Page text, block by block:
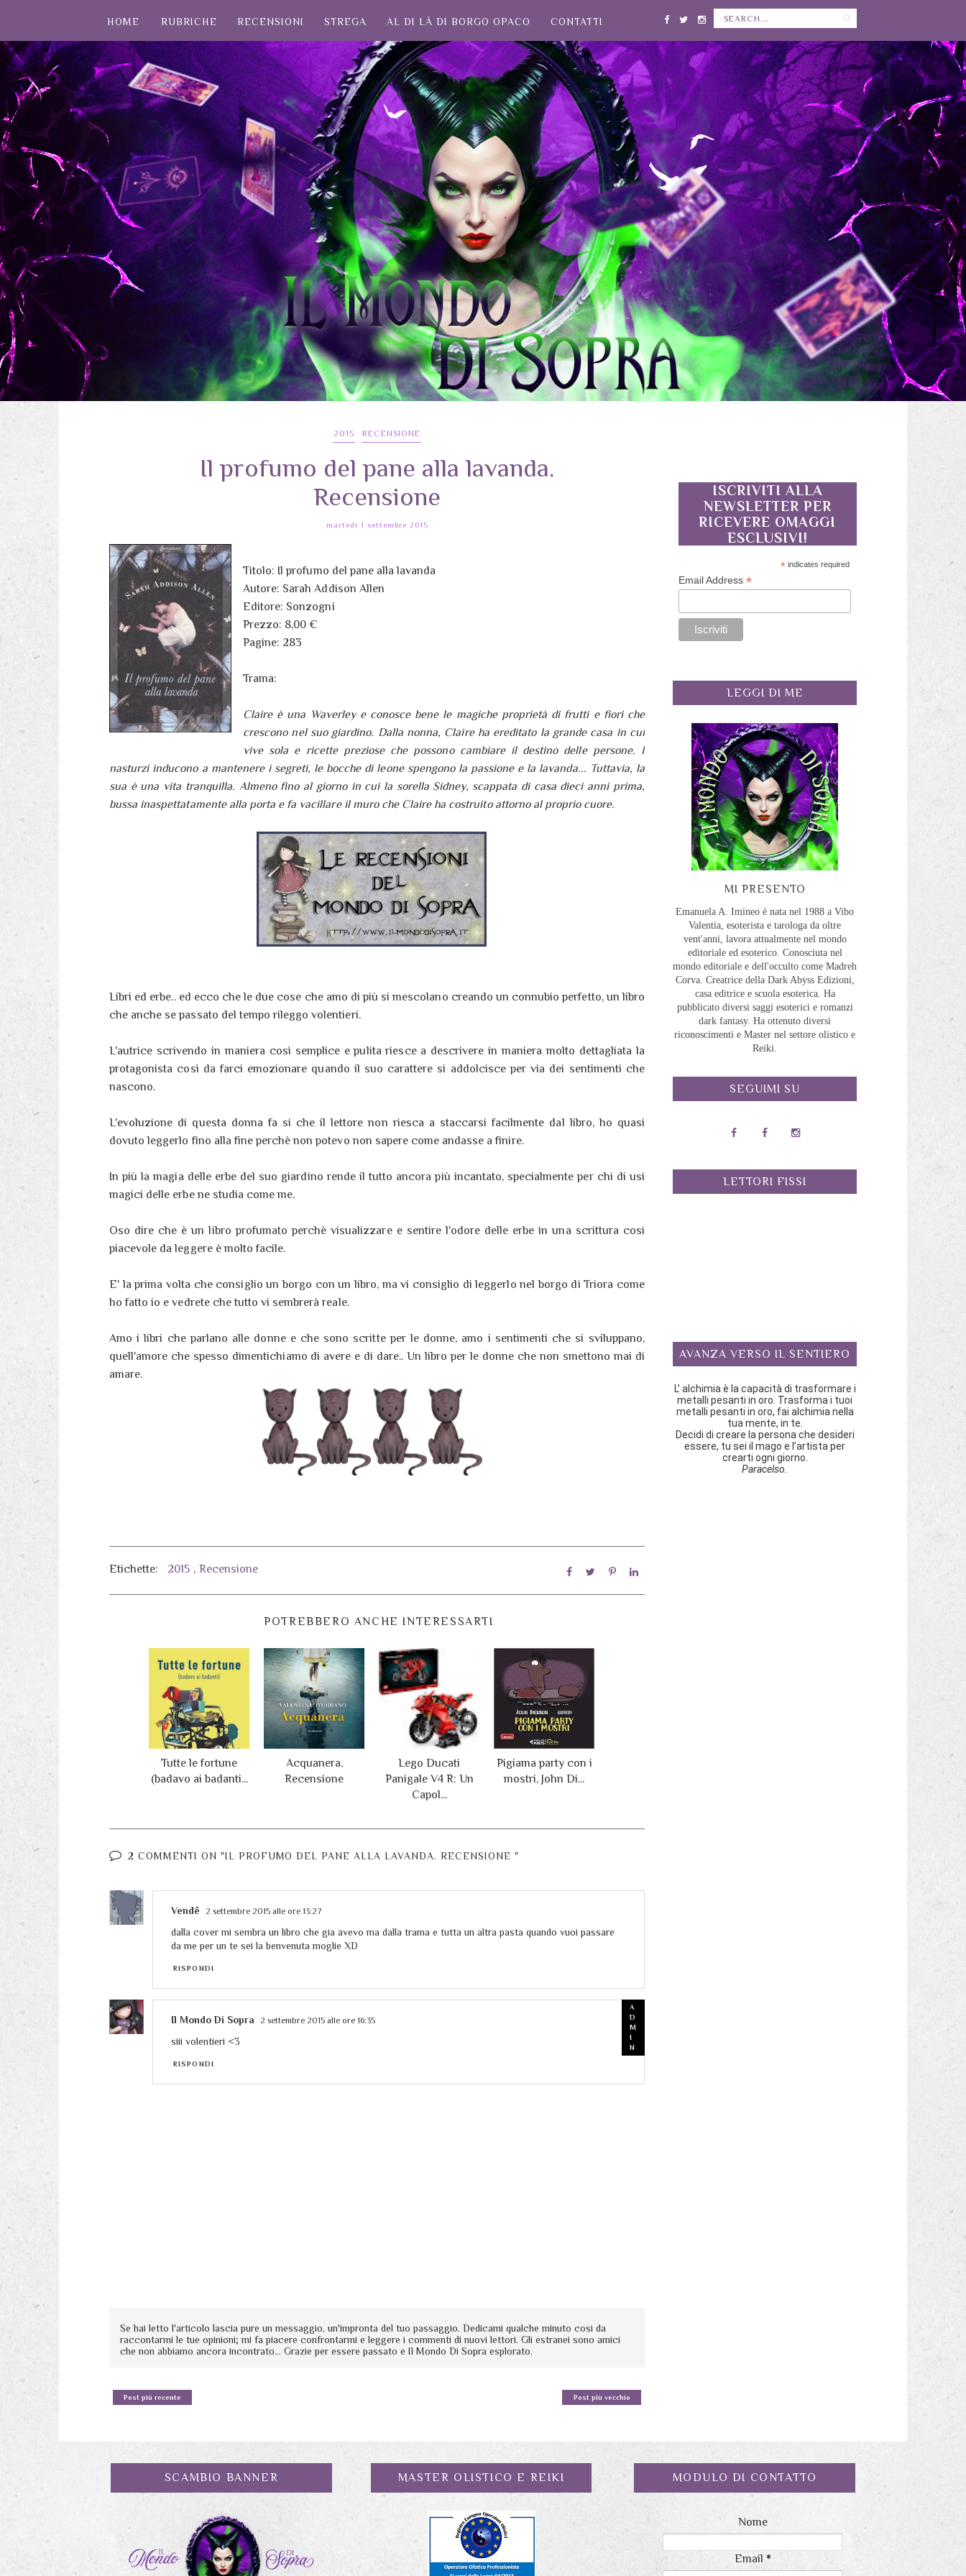
HOME RUBRICHE RECENSIONI STREGA AL DI LÀ DI BORGO OPACO CONTATTI
2015 RECENSIONE
Il profumo del pane alla lavanda.
Recensione
martedì 1 settembre 2015
Titolo: Il profumo del pane alla lavanda
Autore: Sarah Addison Allen
Editore: Sonzogni
Prezzo: 8,00 €
Pagine: 283
Trama:
Claire è una Waverley e conosce bene le magiche proprietà di frutti e fiori che
crescono nel suo giardino. Dalla nonna, Claire ha ereditato la grande casa in cui
vive sola e ricette preziose che possono cambiare il destino delle persone. I
nasturzi inducono a mantenere i segreti, le bocche di leone spengono la passione e la lavanda... Tuttavia, la
sua è una vita tranquilla. Almeno fino al giorno in cui la sorella Sidney, scappata di casa dieci anni prima,
bussa inaspettatamente alla porta e fa vacillare il muro che Claire ha costruito attorno al proprio cuore.
Libri ed erbe.. ed ecco che le due cose che amo di più si mescolano creando un connubio perfetto, un libro
che anche se passato del tempo rileggo volentieri.
L'autrice scrivendo in maniera così semplice e pulita riesce a descrivere in maniera molto dettagliata la
protagonista così da farci emozionare quando il suo carattere si addolcisce per via dei sentimenti che
nascono.
L'evoluzione di questa donna fa si che il lettore non riesca a staccarsi facilmente dal libro, ho quasi
dovuto leggerlo fino alla fine perchè non potevo non sapere come andasse a finire.
In più la magia delle erbe del suo giardino rende il tutto ancora più incantato, specialmente per chi di usi
magici delle erbe ne studia come me.
Oso dire che è un libro profumato perchè visualizzare e sentire l'odore delle erbe in una scrittura cosi
piacevole da leggere è molto facile.
E' la prima volta che consiglio un borgo con un libro, ma vi consiglio di leggerlo nel borgo di Triora come
ho fatto io e vedrete che tutto vi sembrerà reale.
Amo i libri che parlano alle donne e che sono scritte per le donne, amo i sentimenti che si sviluppano,
quell'amore che spesso dimentichiamo di avere e di dare.. Un libro per le donne che non smettono mai di
amare.
Etichette: 2015 , Recensione
POTREBBERO ANCHE INTERESSARTI
Tutte le fortune
(badavo ai badanti...
Acquanera.
Recensione
Lego Ducati
Panigale V4 R: Un
Capol...
Pigiama party con i
mostri, John Di...
2 COMMENTI ON "IL PROFUMO DEL PANE ALLA LAVANDA. RECENSIONE "
Vendë 2 settembre 2015 alle ore 13:27
dalla cover mi sembra un libro che gia avevo ma dalla trama e tutta un altra pasta quando vuoi passare
da me per un te sei la benvenuta moglie XD
RISPONDI
Il Mondo Di Sopra 2 settembre 2015 alle ore 16:35
siii volentieri <3
RISPONDI
Se hai letto l'articolo lascia pure un messaggio, un'impronta del tuo passaggio. Dedicami qualche minuto così da
raccontarmi le tue opinioni; mi fa piacere confrontarmi e leggere i commenti di nuovi lettori. Gli estranei sono amici
che non abbiamo ancora incontrato... Grazie per essere passato e Il Mondo Di Sopra esplorato.
Post più recente Post più vecchio
ISCRIVITI ALLA
NEWSLETTER PER
RICEVERE OMAGGI
ESCLUSIVI!
* indicates required
Email Address *
LEGGI DI ME
MI PRESENTO
Emanuela A. Imineo è nata nel 1988 a Vibo
Valentia, esoterista e tarologa da oltre
vent'anni, lavora attualmente nel mondo
editoriale ed esoterico. Conosciuta nel
mondo editoriale e dell'occulto come Madreh
Corva. Creatrice della Dark Abyss Edizioni,
casa editrice e scuola esoterica. Ha
pubblicato diversi saggi esoterici e romanzi
dark fantasy. Ha ottenuto diversi
riconoscimenti e Master nel settore olistico e
Reiki.
SEGUIMI SU
LETTORI FISSI
AVANZA VERSO IL SENTIERO
L’ alchimia è la capacità di trasformare i
metalli pesanti in oro. Trasforma i tuoi
metalli pesanti in oro, fai alchimia nella
tua mente, in te.
Decidi di creare la persona che desideri
essere, tu sei il mago e l’artista per
crearti ogni giorno.
Paracelso.
SCAMBIO BANNER MASTER OLISTICO E REIKI MODULO DI CONTATTO
Nome
Email *